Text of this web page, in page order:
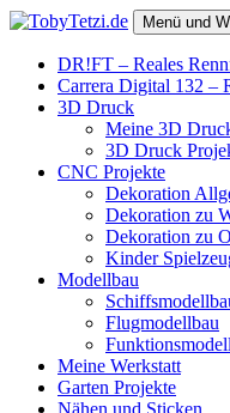
Zum
springen
TobyTetzi.de
Mein Hobby und schönes
Menü und
DR!FT – Reales
Carrera Digital 132 –
3D Druck
Meine 3D
3D Druck
CNC Projekte
Dekoration
Dekoration zu
Dekoration zu
Kinder
Modellbau
Flugmodellbau
Meine Werkstatt
Garten Projekte
Nähen und Sticken